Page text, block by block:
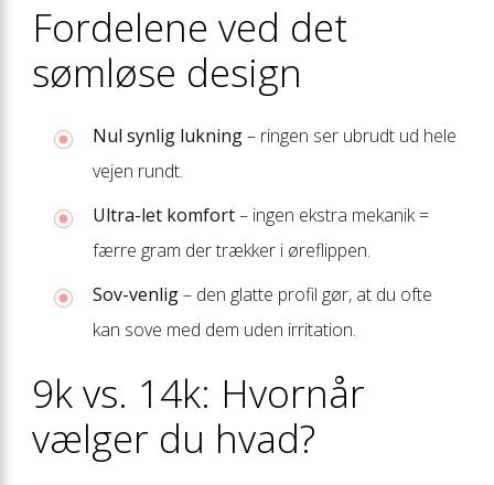
Fordelene ved det
sømløse design
Nul synlig lukning– ringen ser ubrudt ud hele
vejen rundt.
Ultra-let komfort– ingen ekstra mekanik =
færre gram der trækker i øreflippen.
Sov-venlig– den glatte profil gør, at du ofte
kan sove med dem uden irritation.
9k vs. 14k: Hvornår
vælger du hvad?